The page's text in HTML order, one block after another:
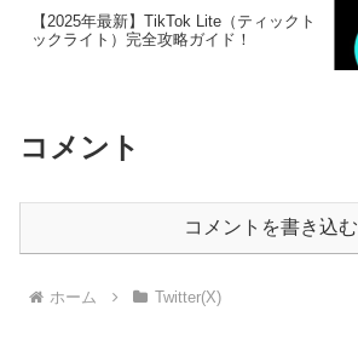
【2025年最新】TikTok Lite（ティックト
ックライト）完全攻略ガイド！
コメント
コメントを書き込む
ホーム Twitter(X)